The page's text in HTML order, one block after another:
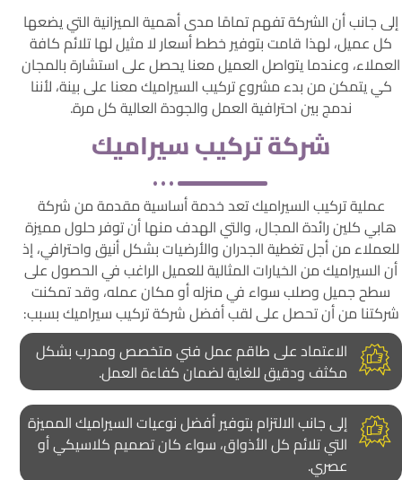
إلى جانب أن الشركة تفهم تمامًا مدى أهمية الميزانية التي يضعها
كل عميل، لهذا قامت بتوفير خطط أسعار لا مثيل لها تلائم كافة
العملاء، وعندما يتواصل العميل معنا يحصل على استشارة بالمجان
كي يتمكن من بدء مشروع تركيب السيراميك معنا على بينة، لأننا
ندمج بين احترافية العمل والجودة العالية كل مرة.
شركة تركيب سيراميك
عملية تركيب السيراميك تعد خدمة أساسية مقدمة من شركة
هابي كلين رائدة المجال، والتي الهدف منها أن توفر حلول مميزة
للعملاء من أجل تغطية الجدران والأرضيات بشكل أنيق واحترافي، إذ
أن السيراميك من الخيارات المثالية للعميل الراغب في الحصول على
سطح جميل وصلب سواء في منزله أو مكان عمله، وقد تمكنت
شركتنا من أن تحصل على لقب أفضل شركة تركيب سيراميك بسبب:
الاعتماد على طاقم عمل فني متخصص ومدرب بشكل
مكثف ودقيق للغاية لضمان كفاءة العمل.
إلى جانب الالتزام بتوفير أفضل نوعيات السيراميك المميزة
التي تلائم كل الأذواق، سواء كان تصميم كلاسيكي أو
عصري.